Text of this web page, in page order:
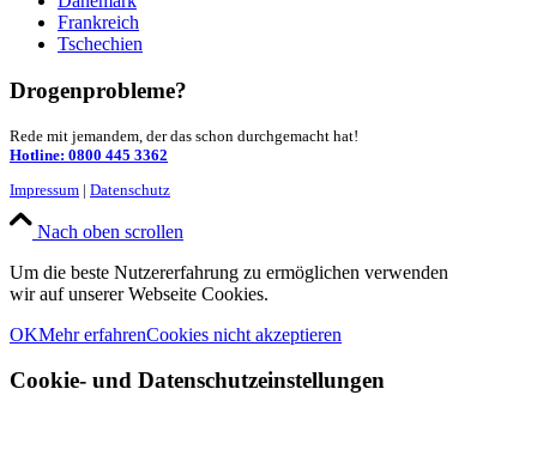
Frankreich
Tschechien
Drogenprobleme?
Rede mit jemandem, der das schon durchgemacht hat!
Hotline: 0800 445 3362
Impressum | Datenschutz
Nach oben scrollen
Um die beste Nutzererfahrung zu ermöglichen verwenden
wir auf unserer Webseite Cookies.
OKMehr erfahrenCookies nicht akzeptieren
Cookie- und Datenschutzeinstellungen